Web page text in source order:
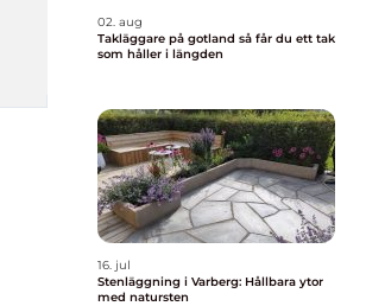
02. aug
Takläggare på gotland så får du ett tak
som håller i längden
16. jul
Stenläggning i Varberg: Hållbara ytor
med natursten